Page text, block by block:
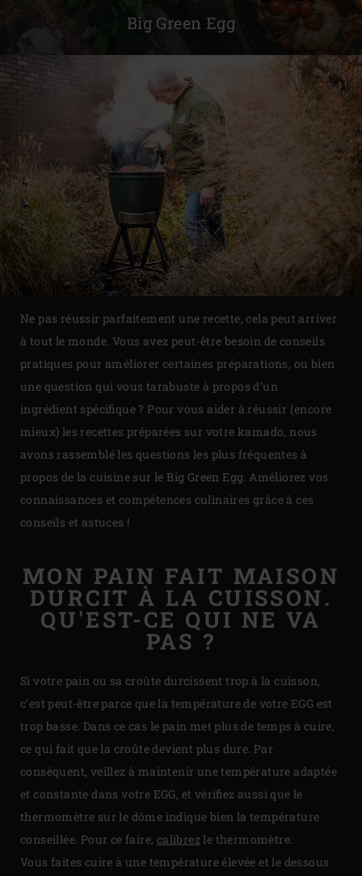
Big Green Egg
Ne pas réussir parfaitement une recette, cela peut arriver
à tout le monde. Vous avez peut-être besoin de conseils
pratiques pour améliorer certaines préparations, ou bien
une question qui vous tarabuste à propos d’un
ingrédient spécifique ? Pour vous aider à réussir (encore
mieux) les recettes préparées sur votre kamado, nous
avons rassemblé les questions les plus fréquentes à
propos de la cuisine sur le Big Green Egg. Améliorez vos
connaissances et compétences culinaires grâce à ces
conseils et astuces !
MON PAIN FAIT MAISON
DURCIT À LA CUISSON.
QU'EST-CE QUI NE VA
PAS ?
Si votre pain ou sa croûte durcissent trop à la cuisson,
c’est peut-être parce que la température de votre EGG est
trop basse. Dans ce cas le pain met plus de temps à cuire,
ce qui fait que la croûte devient plus dure. Par
conséquent, veillez à maintenir une température adaptée
et constante dans votre EGG, et vérifiez aussi que le
thermomètre sur le dôme indique bien la température
conseillée. Pour ce faire, calibrezle thermomètre.
Vous faites cuire à une température élevée et le dessous